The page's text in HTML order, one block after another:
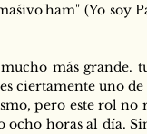
(Yo soy
más grande.
ciertamente uno de
pero este rol no
ocho horas al día.